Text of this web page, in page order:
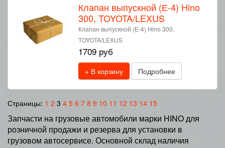
Клапан выпускной (Е-4) Hino
300, TOYOTA/LEXUS
Клапан выпускной (Е-4) Hino 300,
TOYOTA/LEXUS
1709 руб
+ В корзину Подробнее
Страницы: 1 2 3 4 5 6 7 8 9 10 11 12 13 14 15
Запчасти на грузовые автомобили марки HINO для
розничной продажи и резерва для установки в
грузовом автосервисе. Основной склад наличия